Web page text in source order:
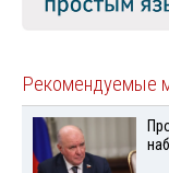
Рекомендуемые